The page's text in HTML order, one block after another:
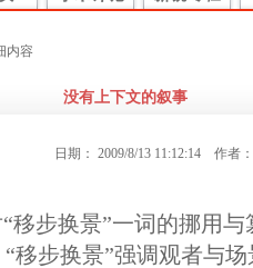
内容
没有上下文的叙事
日期： 2009/8/13 11:12:14 作者：
移步换景”一词的挪用
移步换景”强调观者与